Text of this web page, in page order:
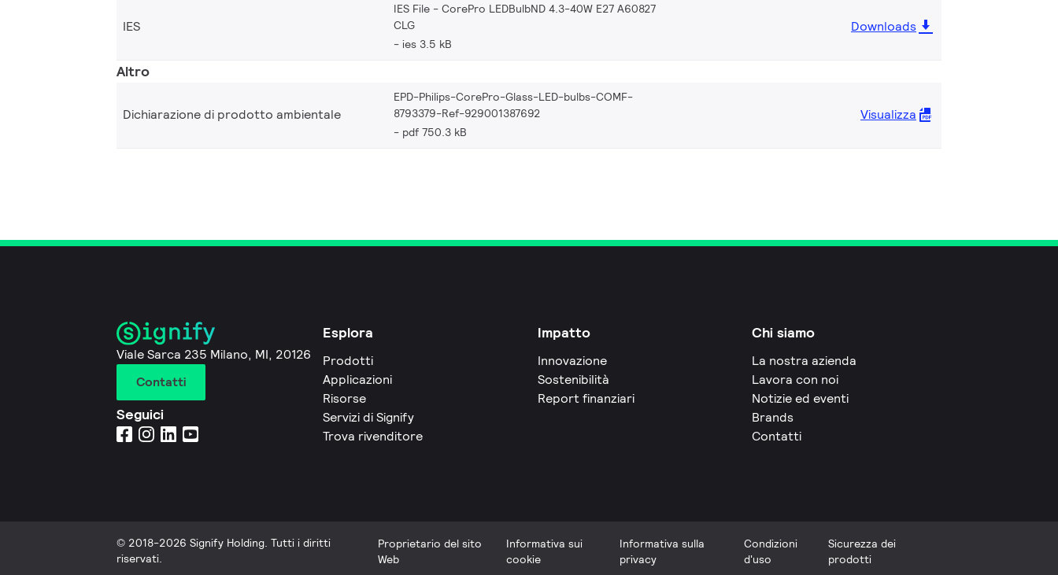
IES
IES File - CorePro LEDBulbND 4.3-40W E27 A60827
CLG
ies 3.5 kB
Downloads
Altro
Dichiarazione di prodotto ambientale
EPD-Philips-CorePro-Glass-LED-bulbs-COMF-
8793379-Ref-929001387692
pdf 750.3 kB
Visualizza
Viale Sarca 235 Milano, MI, 20126
Contatti
Seguici
Esplora
Prodotti
Applicazioni
Risorse
Servizi di Signify
Trova rivenditore
Impatto
Innovazione
Sostenibilità
Report finanziari
Chi siamo
La nostra azienda
Lavora con noi
Notizie ed eventi
Brands
Contatti
© 2018-2026 Signify Holding. Tutti i diritti
riservati.
Proprietario del sito
Web
Informativa sui
cookie
Informativa sulla
privacy
Condizioni
d'uso
Sicurezza dei
prodotti